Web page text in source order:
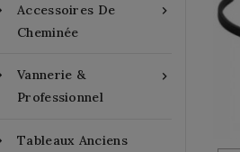

Accessoires De
Cheminée

Vannerie &
Professionnel
Tableaux Anciens